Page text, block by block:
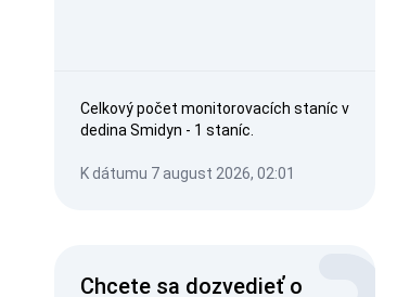
Celkový počet monitorovacích staníc v
dedina Smidyn - 1 staníc.
K dátumu 7 august 2026, 02:01
Chcete sa dozvedieť o